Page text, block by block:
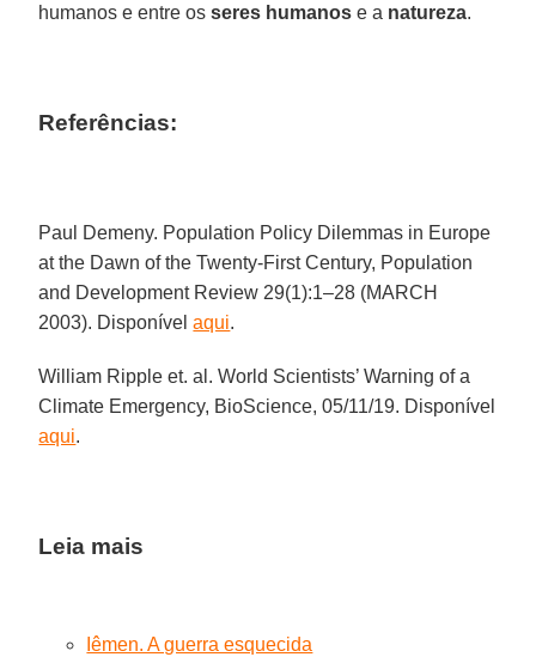
humanos e entre osseres humanos e a natureza.
Referências:
Paul Demeny. Population Policy Dilemmas in Europe
at the Dawn of the Twenty-First Century, Population
and Development Review 29(1):1–28 (MARCH
2003). Disponívelaqui.
William Ripple et. al. World Scientists’ Warning of a
Climate Emergency, BioScience, 05/11/19. Disponível
aqui.
Leia mais
Iêmen. A guerra esquecida